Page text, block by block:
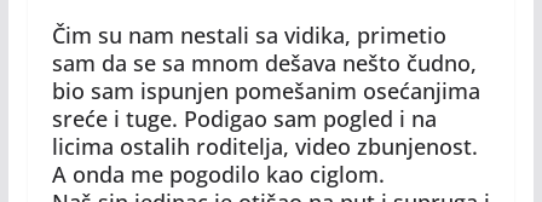
Čim su nam nestali sa vidika, primetio
sam da se sa mnom dešava nešto čudno,
bio sam ispunjen pomešanim osećanjima
sreće i tuge. Podigao sam pogled i na
licima ostalih roditelja, video zbunjenost.
A onda me pogodilo kao ciglom.